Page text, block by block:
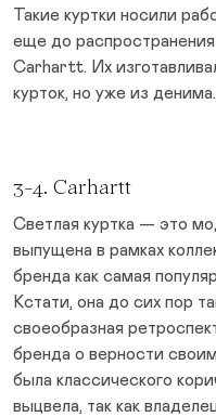
Такие куртки носили
еще до
Carhartt. Их
курток, но уже из денима.
3-4. Carhartt
Светлая куртка — это
выпущена в рамках
бренда как самая
Кстати, она до сих пор
своеобразная
бренда о верности
была классического
выцвела, так как